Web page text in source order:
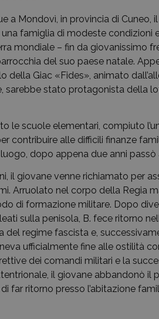
a Mondovì, in provincia di Cuneo,
famiglia di modeste condizioni
mondiale – fin da giovanissimo
del suo paese natale.
della Giac «Fides», animato
sarebbe stato protagonista della
le scuole elementari, compiuto
contribuire alle difficili finanze
dopo appena due anni
il giovane venne richiamato per
Arruolato nel corpo della Regia
di formazione militare. Dopo
sulla penisola, B. fece ritorno
del regime fascista e,
ufficialmente fine alle ostilità
dei comandi militari e la
il giovane abbandonò il
far ritorno presso l’abitazione